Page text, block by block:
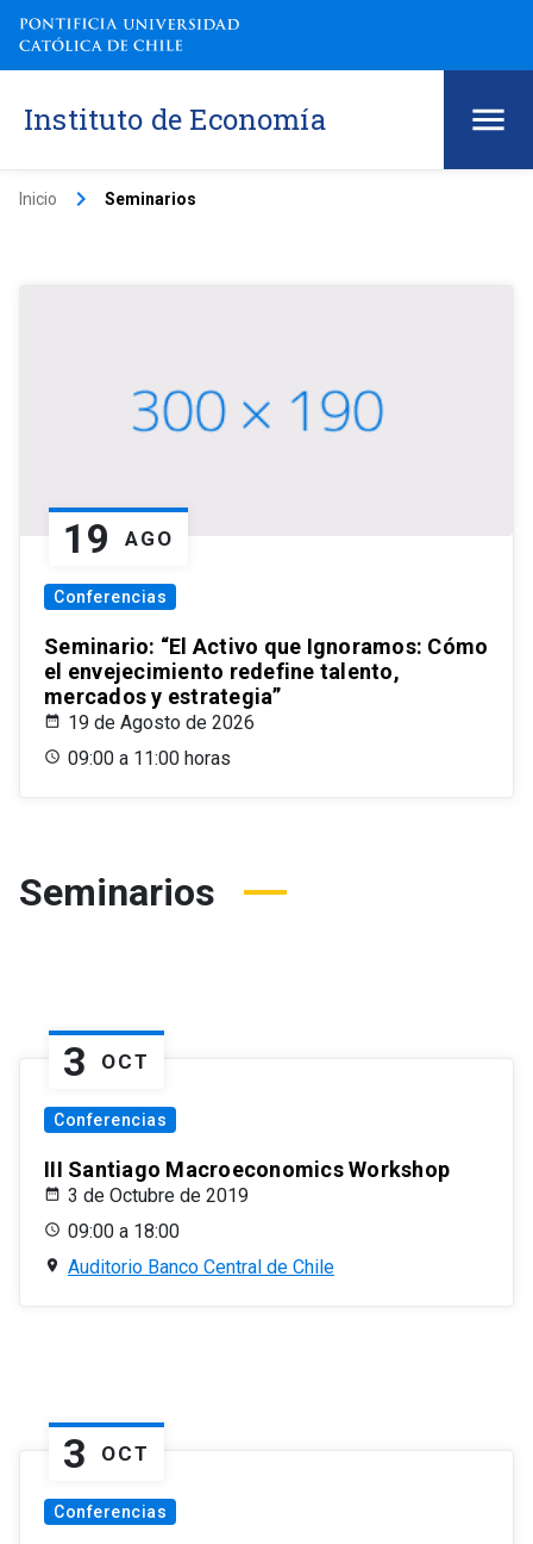
Instituto de Economía
Inicio keyboard_arrow_right Seminarios
19 AGO
Conferencias
Seminario: “El Activo que Ignoramos: Cómo
el envejecimiento redefine talento,
mercados y estrategia”
19 de Agosto de 2026
09:00 a 11:00 horas
Seminarios
3 OCT
Conferencias
III Santiago Macroeconomics Workshop
3 de Octubre de 2019
09:00 a 18:00
Auditorio Banco Central de Chile
3 OCT
Conferencias